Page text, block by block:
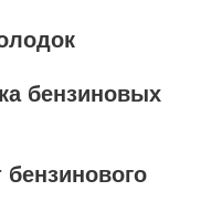
бензиновых